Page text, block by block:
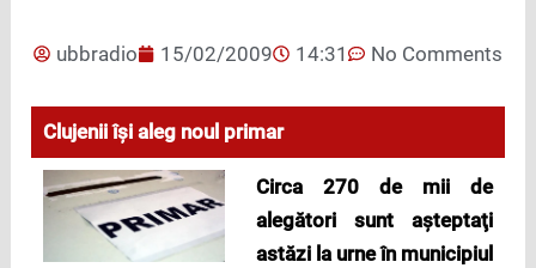
ubbradio 15/02/2009 14:31 No Comments
Clujenii îşi aleg noul primar
Circa 270 de mii de
alegători sunt aşteptaţi
astăzi la urne în municipiul